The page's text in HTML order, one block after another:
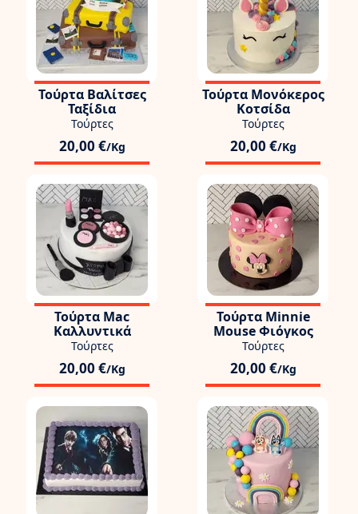
Τούρτα Βαλίτσες
Ταξίδια
Τούρτες
20,00 €/Kg
Τούρτα Μονόκερος
Κοτσίδα
Τούρτες
20,00 €/Kg
Τούρτα Mac
Καλλυντικά
Τούρτες
20,00 €/Kg
Τούρτα Minnie
Mouse Φιόγκος
Τούρτες
20,00 €/Kg